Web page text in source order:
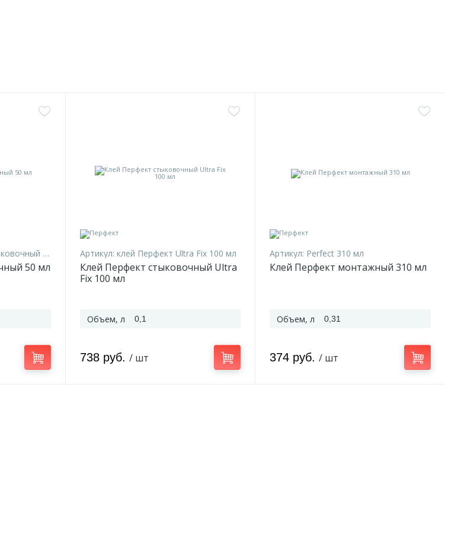
50 мл
50 мл
Артикул: клей Перфект Ultra Fix 100 мл
Клей Перфект стыковочный Ultra
Fix 100 мл
Объем, л 0,1
738 руб. / шт
Артикул: Perfect 310 мл
Клей Перфект монтажный 310 мл
Объем, л 0,31
374 руб. / шт